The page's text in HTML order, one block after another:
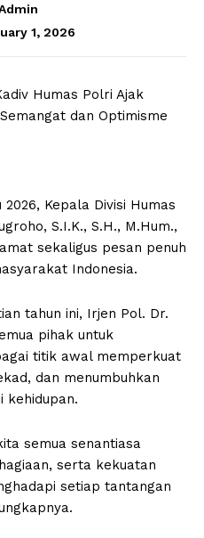
1, 2026
Humas Polri Ajak
dan Optimisme
Kepala Divisi Humas
S.I.K., S.H., M.Hum.,
sekaligus pesan penuh
Indonesia.
tahun ini, Irjen Pol. Dr.
pihak untuk
titik awal memperkuat
dan menumbuhkan
kehidupan.
semua senantiasa
serta kekuatan
setiap tantangan